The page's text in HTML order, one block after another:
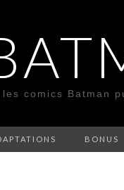
comics Batman
BONUS